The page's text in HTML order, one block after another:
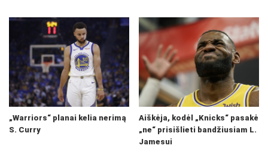
„Warriors“ planai kelia nerimą
S. Curry
Aiškėja, kodėl „Knicks“ pasakė
„ne“ prisišlieti bandžiusiam L.
Jamesui